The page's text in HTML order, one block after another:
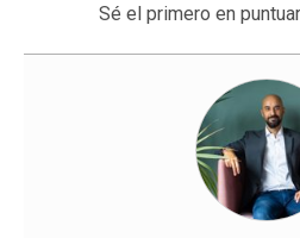
Sé el primero en